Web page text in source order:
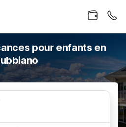
pour enfants en